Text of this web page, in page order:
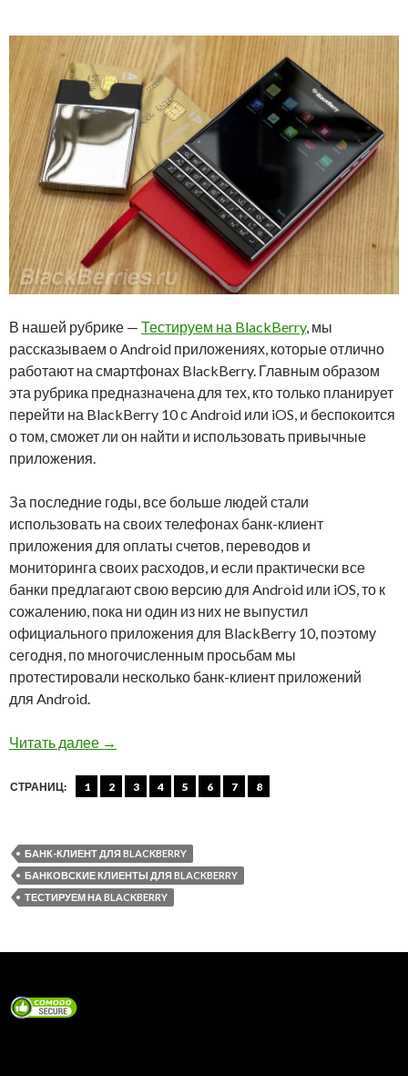
В нашей рубрике — Тестируем на BlackBerry, мы
рассказываем о Android приложениях, которые отлично
работают на смартфонах BlackBerry. Главным образом
эта рубрика предназначена для тех, кто только планирует
перейти на BlackBerry 10 с Android или iOS, и беспокоится
о том, сможет ли он найти и использовать привычные
приложения.
За последние годы, все больше людей стали
использовать на своих телефонах банк-клиент
приложения для оплаты счетов, переводов и
мониторинга своих расходов, и если практически все
банки предлагают свою версию для Android или iOS, то к
сожалению, пока ни один из них не выпустил
официального приложения для BlackBerry 10, поэтому
сегодня, по многочисленным просьбам мы
протестировали несколько банк-клиент приложений
для Android.
Читать далее Тестируем на BlackBerry: Банковские
→
СТРАНИЦ: 1 2 3 4 5 6 7 8
БАНК-КЛИЕНТ ДЛЯ BLACKBERRY
БАНКОВСКИЕ КЛИЕНТЫ ДЛЯ BLACKBERRY
ТЕСТИРУЕМ НА BLACKBERRY